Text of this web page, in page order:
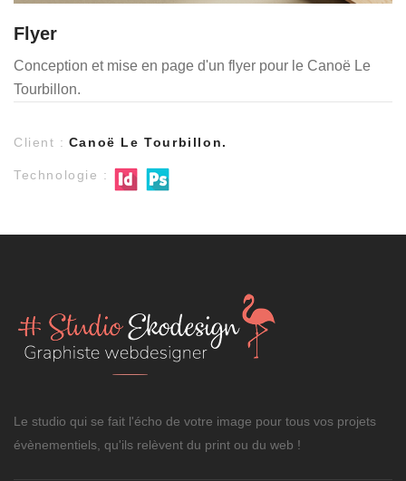
Flyer
Conception et mise en page d'un flyer pour le Canoë Le
Tourbillon.
Client : Canoë Le Tourbillon.
Technologie :
Le studio qui se fait l'écho de votre image pour tous vos projets
évènementiels, qu'ils relèvent du print ou du web !